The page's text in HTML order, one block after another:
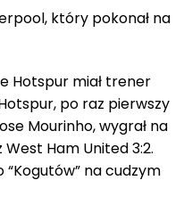
który pokonał na
Hotspur miał trener
po raz pierwszy
Mourinho, wygrał na
Ham United 3:2.
“Kogutów” na cudzym